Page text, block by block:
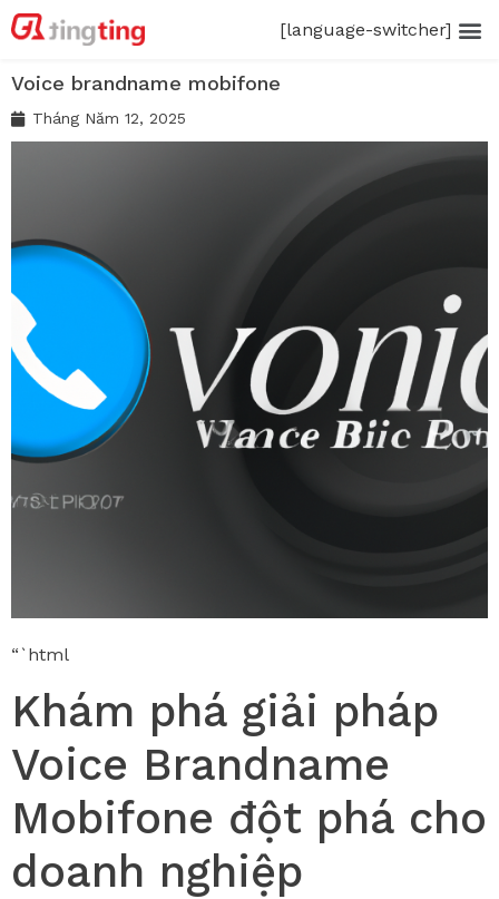
[language-switcher]
Voice brandname mobifone
Tháng Năm 12, 2025
“`html
Khám phá giải pháp
Voice Brandname
Mobifone đột phá cho
doanh nghiệp